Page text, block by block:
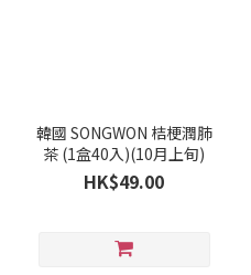
韓國 SONGWON 桔梗潤肺
茶 (1盒40入)(10月上旬)
HK$49.00